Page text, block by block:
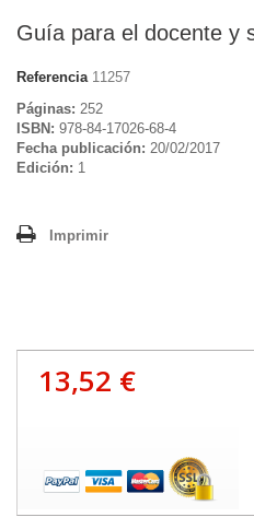
Guía para el docente y
Referencia 11257
Páginas: 252
ISBN: 978-84-17026-68-4
Fecha publicación: 20/02/2017
Edición: 1
Imprimir
13,52 €